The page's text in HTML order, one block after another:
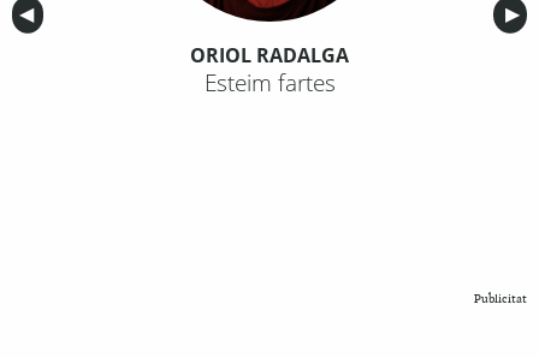
Anterior
◀︎ ▶︎
ORIOL RADALGA
Esteim fartes
Publicitat